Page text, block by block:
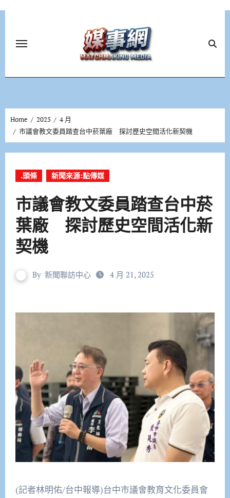
Home 2025
4 月
市議會教文委員踏查台中菸葉廠 探討歷史空間活化新契機
.頭條 新聞來源:點傳媒
市議會教文委員踏查台中菸
葉廠 探討歷史空間活化新
契機
By 新聞聯訪中心 4 月 21, 2025
(記者林明佑/台中報導)台中市議會教育文化委員會